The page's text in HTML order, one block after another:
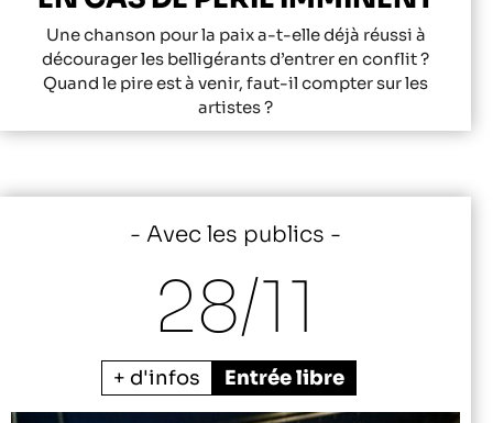
Une chanson pour la paix a-t-elle déjà réussi à
décourager les belligérants d’entrer en conflit ?
Quand le pire est à venir, faut-il compter sur les
artistes ?
Avec les publics
28/11
+ d'infos Entrée libre